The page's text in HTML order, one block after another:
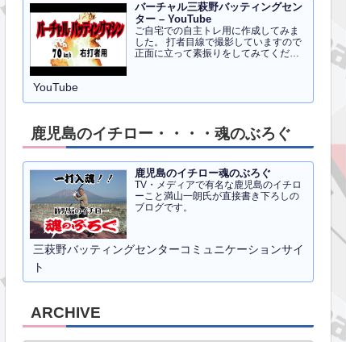
バーチャル三萩野バッティングセン
ター – YouTube
ご自宅での自主トレ用に作成してみま
した。 打者目線で撮影していますので
正面に立って素振りをしてみてくださ
YouTube
鹿児島のイチロー・・・・魂のぶろぐ
鹿児島のイチロー魂のぶろぐ
TV・メディアで有名な鹿児島のイチロ
ーこと満山一朗氏が直接書き下ろしの
ブログです。
三萩野バッティングセンターコミュニケーションサイ
ト
ARCHIVE